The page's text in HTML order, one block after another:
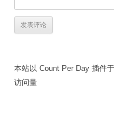
本站以 Count Per Day 插件
访问量